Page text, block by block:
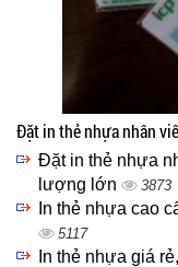
Đặt in thẻ nhựa nhân
Đặt in thẻ nhựa
lượng lớn
3873
In thẻ nhựa cao
5117
In thẻ nhựa giá